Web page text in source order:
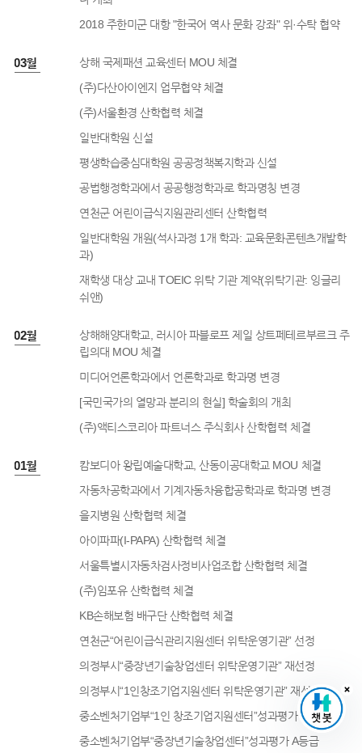
2018 주한미군 대항 "한국어 역사 문화 강좌" 위·수탁 협약
03월
상해 국제패션 교육센터 MOU 체결
(주)다산아이엔지 업무협약 체결
(주)서울환경 산학협력 체결
일반대학원 신설
평생학습중심대학원 공공정책복지학과 신설
공법행정학과에서 공공행정학과로 학과명칭 변경
연천군 어린이급식지원관리센터 산학협력
일반대학원 개원(석사과정 1개 학과: 교육문화콘텐츠개발학
과)
재학생 대상 교내 TOEIC 위탁 기관 계약(위탁기관: 잉글리
쉬앤)
02월
상해해양대학교, 러시아 파블로프 제일 상트페테르부르크 주
립의대 MOU 체결
미디어언론학과에서 언론학과로 학과명 변경
[국민국가의 열망과 분리의 현실] 학술회의 개최
(주)액티스코리아 파트너스 주식회사 산학협력 체결
01월
캄보디아 왕립예술대학교, 산동이공대학교 MOU 체결
자동차공학과에서 기계자동차융합공학과로 학과명 변경
을지병원 산학협력 체결
아이파파(I-PAPA) 산학협력 체결
서울특별시자동차검사정비사업조합 산학협력 체결
(주)임포유 산학협력 체결
KB손해보험 배구단 산학협력 체결
연천군“어린이급식관리지원센터 위탁운영기관” 선정
의정부시“중장년기술창업센터 위탁운영기관” 재선정
의정부시“1인창조기업지원센터 위탁운영기관” 재선정
중소벤처기업부“1인 창조기업지원센터”성과평가 A등급
중소벤처기업부“중장년기술창업센터”성과평가 A등급